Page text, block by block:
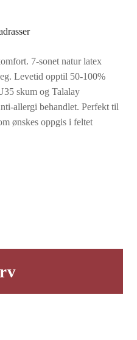
7-sonet natur latex
Levetid opptil 50-100%
skum og Talalay
allergi behandlet. Perfekt til
ønskes oppgis i feltet